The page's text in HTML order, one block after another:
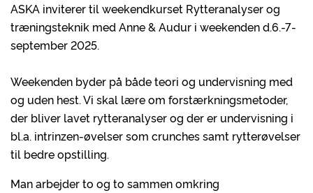
ASKA inviterer til weekendkurset Rytteranalyser og
træningsteknik med Anne & Audur i weekenden d.6.-7-
september 2025.
Weekenden byder på både teori og undervisning med
og uden hest. Vi skal lære om forstærkningsmetoder,
der bliver lavet rytteranalyser og der er undervisning i
bl.a. intrinzen-øvelser som crunches samt rytterøvelser
til bedre opstilling.
Man arbejder to og to sammen omkring